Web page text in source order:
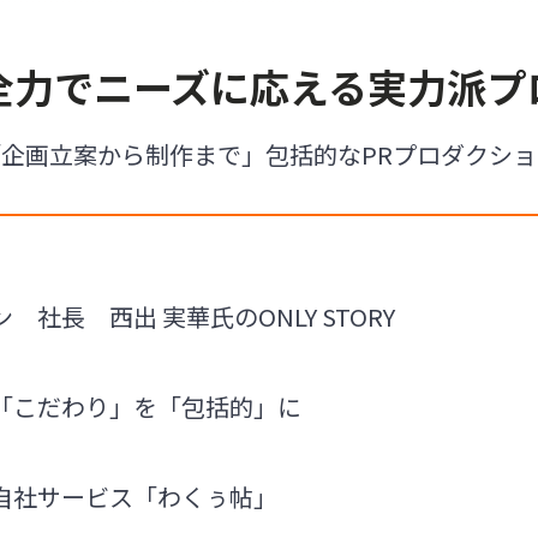
でニーズに応える実力派
画立案から制作まで」包括的なPRプロダクシ
社長 西出 実華氏のONLY STORY
こだわり」を「包括的」に
サービス「わくぅ帖」